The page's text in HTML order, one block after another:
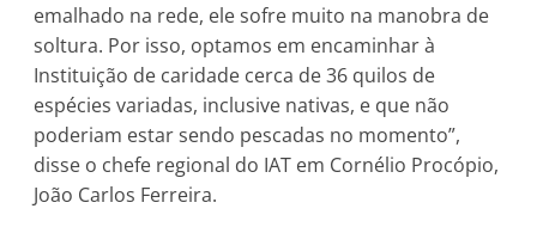
emalhado na rede, ele sofre muito na manobra de
soltura. Por isso, optamos em encaminhar à
Instituição de caridade cerca de 36 quilos de
espécies variadas, inclusive nativas, e que não
poderiam estar sendo pescadas no momento”,
disse o chefe regional do IAT em Cornélio Procópio,
João Carlos Ferreira.